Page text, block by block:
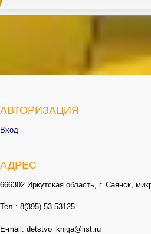
АВТОРИЗАЦИЯ
Вход
АДРЕС
666302 Иркутская область, г. Саянск,
Тел.: 8(395) 53 53125
E-mail: detstvo_kniga@list.ru